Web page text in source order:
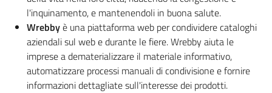
l'inquinamento, e mantenendoli in buona salute.
Wrebbyè una piattaforma web per condividere cataloghi
aziendali sul web e durante le fiere. Wrebby aiuta le
imprese a dematerializzare il materiale informativo,
automatizzare processi manuali di condivisione e fornire
informazioni dettagliate sull'interesse dei prodotti.